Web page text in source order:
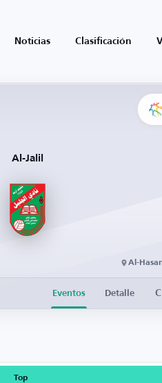
Noticias Clasificación
Al-Jalil
Al-
Eventos Detalle
Top